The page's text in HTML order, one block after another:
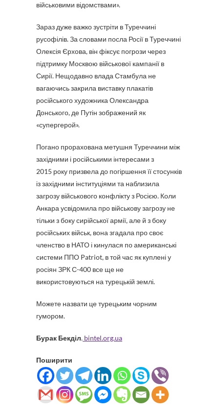
військовими відомствами».
Зараз дуже важко зустріти в Туреччині
русофілів. За словами посла Росії в Туреччині
Олексія Єрхова, він фіксує погрози через
підтримку Москвою військової кампанії в
Сирії. Нещодавно влада Стамбула не
вагаючись закрила виставку плакатів
російського художника Олександра
Донського, де Путін зображений як
«супергерой».
Погано прорахована метушня Туреччини між
західними і російськими інтересами з
2015 року призвела до погіршення її стосунків
із західними інституціями та наблизила
загрозу військового конфлікту з Росією. Коли
Анкара усвідомила про військову загрозу не
тільки з боку сирійської армії, але й з боку
російських військ, вона згадала про своє
членство в НАТО і кинулася по американські
системи ППО Patriot, в той час як куплені у
росіян ЗРК С-400 все ще не
використовуються на турецькій землі.
Можете назвати це турецьким чорним
гумором.
Бурак Бекділ. bintel.org.ua
Поширити